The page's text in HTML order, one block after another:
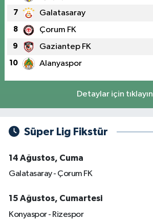
7 Galatasaray
8 Çorum FK
9 Gaziantep FK
10 Alanyaspor
Detaylar için tıklayın
Süper Lig Fikstür
14 Ağustos, Cuma
Galatasaray - Çorum FK
15 Ağustos, Cumartesi
Konyaspor - Rizespor